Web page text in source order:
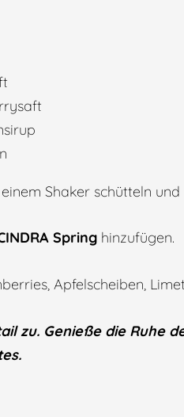
Shaker schütteln
Springhinzufügen.
Apfelscheiben,
zu. Genieße die Ruhe